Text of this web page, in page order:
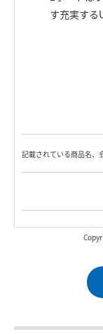
す充実する
記載されている商品名、